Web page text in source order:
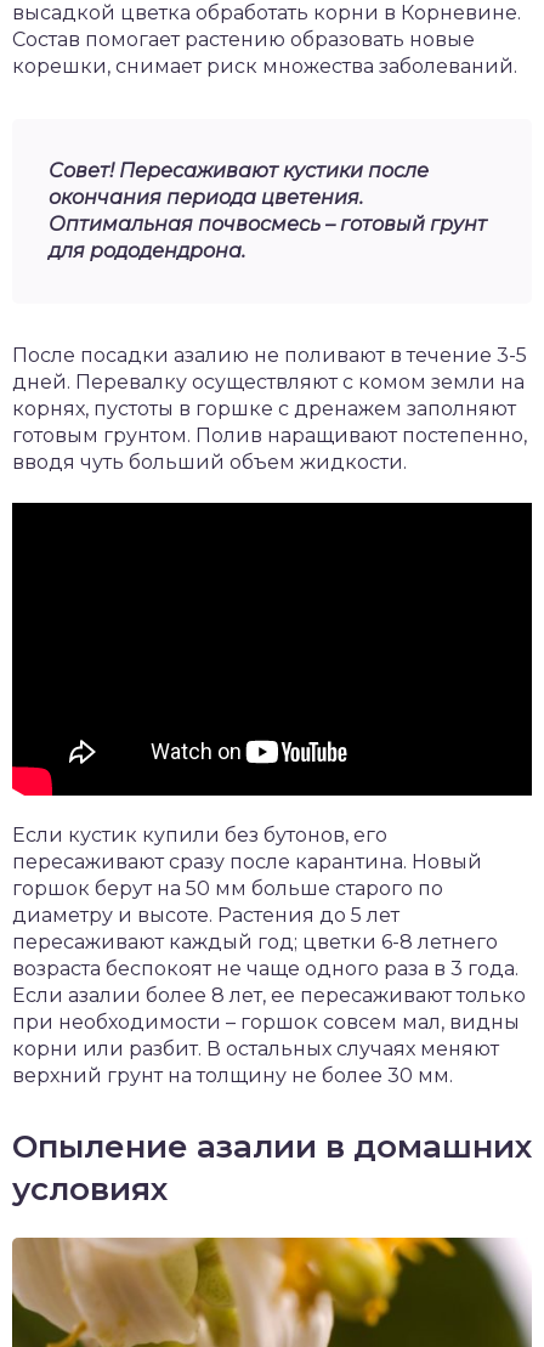
высадкой цветка обработать корни в Корневине.
Состав помогает растению образовать новые
корешки, снимает риск множества заболеваний.
Совет! Пересаживают кустики после
окончания периода цветения.
Оптимальная почвосмесь – готовый грунт
для рододендрона.
После посадки азалию не поливают в течение 3-5
дней. Перевалку осуществляют с комом земли на
корнях, пустоты в горшке с дренажем заполняют
готовым грунтом. Полив наращивают постепенно,
вводя чуть больший объем жидкости.
Если кустик купили без бутонов, его
пересаживают сразу после карантина. Новый
горшок берут на 50 мм больше старого по
диаметру и высоте. Растения до 5 лет
пересаживают каждый год; цветки 6-8 летнего
возраста беспокоят не чаще одного раза в 3 года.
Если азалии более 8 лет, ее пересаживают только
при необходимости – горшок совсем мал, видны
корни или разбит. В остальных случаях меняют
верхний грунт на толщину не более 30 мм.
Опыление азалии в домашних
условиях